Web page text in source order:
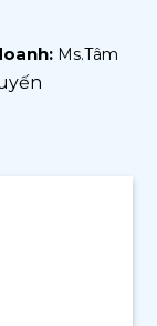
Ms.Tâm